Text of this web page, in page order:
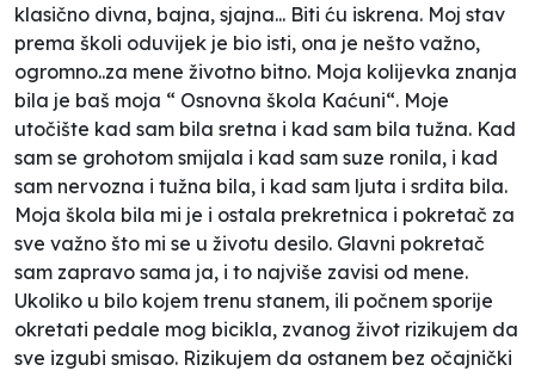
klasično divna, bajna, sjajna... Biti ću iskrena. Moj stav
prema školi oduvijek je bio isti, ona je nešto važno,
ogromno..za mene životno bitno. Moja kolijevka znanja
bila je baš moja “ Osnovna škola Kaćuni“. Moje
utočište kad sam bila sretna i kad sam bila tužna. Kad
sam se grohotom smijala i kad sam suze ronila, i kad
sam nervozna i tužna bila, i kad sam ljuta i srdita bila.
Moja škola bila mi je i ostala prekretnica i pokretač za
sve važno što mi se u životu desilo. Glavni pokretač
sam zapravo sama ja, i to najviše zavisi od mene.
Ukoliko u bilo kojem trenu stanem, ili počnem sporije
okretati pedale mog bicikla, zvanog život rizikujem da
sve izgubi smisao. Rizikujem da ostanem bez očajnički